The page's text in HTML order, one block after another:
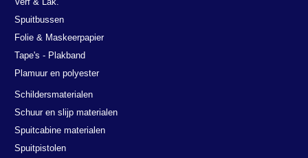
Spuitbussen
Folie & Maskeerpapier
Tape's - Plakband
Plamuur en polyester
Schildersmaterialen
Schuur en slijp materialen
Spuitcabine materialen
Spuitpistolen